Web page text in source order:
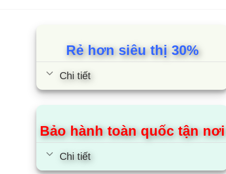
Giới
Đảo,
Máy
được
Rẻ hơn siêu thị 30%
Chi tiết
Bảo hành toàn quốc tận nơi
Chi tiết